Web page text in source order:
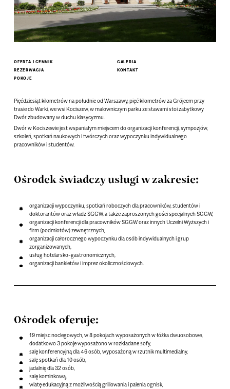
OFERTA I CENNIK
REZERWACJA
POKOJE
GALERIA
KONTAKT
Pięćdziesiąt kilometrów na południe od Warszawy, pięć kilometrów za Grójcem przy
trasie do Warki, we wsi Kociszew, w malowniczym parku ze stawami stoi zabytkowy
Dwór zbudowany w duchu klasycyzmu.
Dwór w Kociszewie jest wspaniałym miejscem do organizacji konferencji, sympozjów,
szkoleń, spotkań naukowych i twórczych oraz wypoczynku indywidualnego
pracowników i studentów.
Ośrodek świadczy usługi w zakresie:
organizacji wypoczynku, spotkań roboczych dla pracowników, studentów i
doktorantów oraz władz SGGW, a także zaproszonych gości specjalnych SGGW,
organizacji konferencji dla pracowników SGGW oraz innych Uczelni Wyższych i
firm (podmiotów) zewnętrznych,
organizacji całorocznego wypoczynku dla osób indywidualnych i grup
zorganizowanych,
usług hotelarsko-gastronomicznych,
organizacji bankietów i imprez okolicznościowych.
Ośrodek oferuje:
19 miejsc noclegowych, w 8 pokojach wyposażonych w łóżka dwuosobowe,
dodatkowo 3 pokoje wyposażono w rozkładane sofy,
salę konferencyjną dla 46 osób, wyposażoną w rzutnik multimedialny,
salę spotkań dla 10 osób,
jadalnię dla 32 osób,
salę kominkową,
wiatę edukacyjną z możliwością grillowania i palenia ognisk,